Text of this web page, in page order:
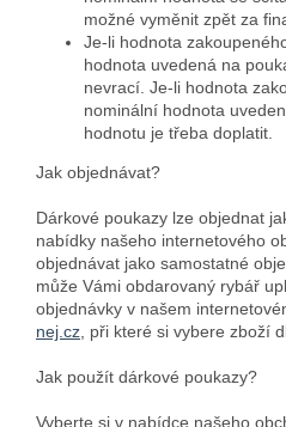
možné vyměnit zpět za
Je-li hodnota
hodnota uvedená na
nevrací. Je-li hodnota
nominální hodnota
hodnotu je třeba doplatit.
Jak objednávat?
Dárkové poukazy lze objednat
nabídky našeho internetového
objednávat jako samostatné
může Vámi obdarovaný rybář
objednávky v našem
nej.cz , při které si vybere zboží
Jak použít dárkové poukazy?
Vyberte si v nabídce našeho